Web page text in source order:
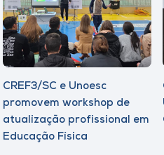
CREF3/SC e Unoesc
promovem workshop de
atualização profissional em
Educação Física